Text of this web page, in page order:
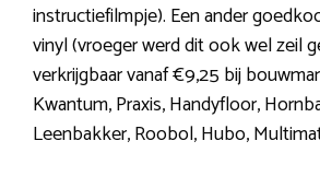
instructiefilmpje). Een ander
vinyl (vroeger werd dit ook wel zeil
verkrijgbaar vanaf €9,25 bij
Kwantum, Praxis, Handyfloor,
Leenbakker, Roobol, Hubo,